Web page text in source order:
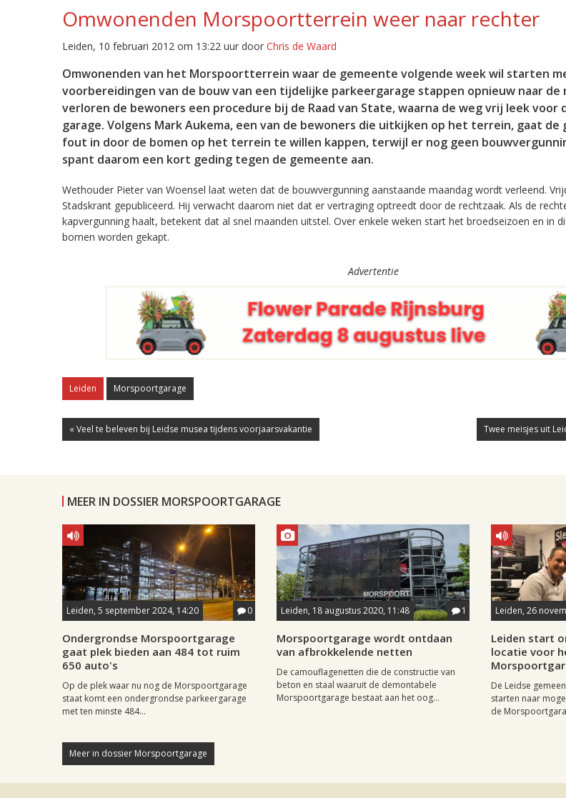
Omwonenden Morspoortterrein weer naar rechter
Leiden, 10 februari 2012 om 13:22 uur door Chris de Waard
Omwonenden van het Morspoortterrein waar de gemeente volgende week wil starten
voorbereidingen van de bouw van een tijdelijke parkeergarage stappen opnieuw naar de
verloren de bewoners een procedure bij de Raad van State, waarna de weg vrij leek voor
garage. Volgens Mark Aukema, een van de bewoners die uitkijken op het terrein, gaat
fout in door de bomen op het terrein te willen kappen, terwijl er nog geen
spant daarom een kort geding tegen de gemeente aan.
Wethouder Pieter van Woensel laat weten dat de bouwvergunning aanstaande maandag wordt verleend.
Stadskrant gepubliceerd. Hij verwacht daarom niet dat er vertraging optreedt door de rechtzaak. Als de
kapvergunning haalt, betekent dat al snel maanden uitstel. Over enkele weken start het broedseizoen en in
bomen worden gekapt.
Advertentie
Leiden Morspoortgarage
« Veel te beleven bij Leidse musea tijdens voorjaarsvakantie Twee meisjes uit
MEER IN DOSSIER MORSPOORTGARAGE
Leiden, 5 september 2024, 14:20 0
Ondergrondse Morspoortgarage
gaat plek bieden aan 484 tot ruim
650 auto's
Op de plek waar nu nog de Morspoortgarage
staat komt een ondergrondse parkeergarage
met ten minste 484...
Leiden, 18 augustus 2020, 11:48 1
Morspoortgarage wordt ontdaan
van afbrokkelende netten
De camouflagenetten die de constructie van
beton en staal waaruit de demontabele
Morspoortgarage bestaat aan het oog...
Leiden, 26
Leiden start
locatie voor
De Leidse
starten naar
de
Meer in dossier Morspoortgarage